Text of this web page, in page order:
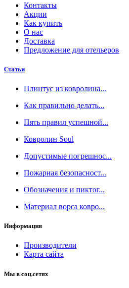
Контакты
Акции
Как купить
О нас
Доставка
Предложение для отельеров
Статьи
Плинтус из ковролина...
Как правильно делать...
Пять правил успешной...
Ковролин Soul
Допустимые погрешнос...
Пожарная безопасност...
Обозначения и пиктог...
Материал ворса ковро...
Информация
Производители
Карта сайта
Мы в соц.сетях